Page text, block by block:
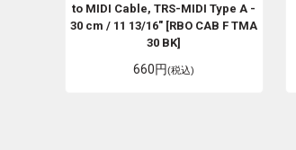
to MIDI Cable, TRS-MIDI Type A -
30 cm / 11 13/16" [RBO CAB F TMA
30 BK]
660円(税込)